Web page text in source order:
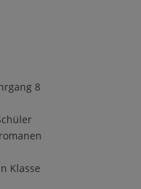
8
üler
Klasse